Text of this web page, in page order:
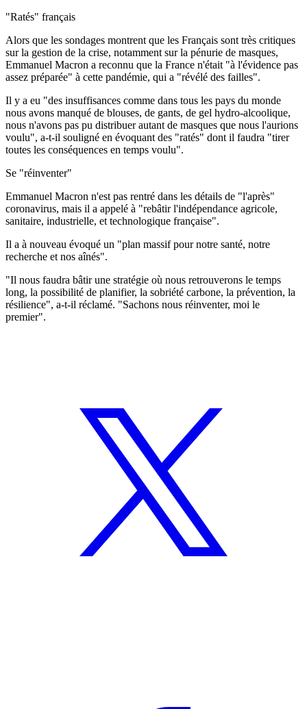
"Ratés" français
Alors que les sondages montrent que les Français sont très critiques
sur la gestion de la crise, notamment sur la pénurie de masques,
Emmanuel Macron a reconnu que la France n'était "à l'évidence pas
assez préparée" à cette pandémie, qui a "révélé des failles".
Il y a eu "des insuffisances comme dans tous les pays du monde
nous avons manqué de blouses, de gants, de gel hydro-alcoolique,
nous n'avons pas pu distribuer autant de masques que nous l'aurions
voulu", a-t-il souligné en évoquant des "ratés" dont il faudra "tirer
toutes les conséquences en temps voulu".
Se "réinventer"
Emmanuel Macron n'est pas rentré dans les détails de "l'après"
coronavirus, mais il a appelé à "rebâtir l'indépendance agricole,
sanitaire, industrielle, et technologique française".
Il a à nouveau évoqué un "plan massif pour notre santé, notre
recherche et nos aînés".
"Il nous faudra bâtir une stratégie où nous retrouverons le temps
long, la possibilité de planifier, la sobriété carbone, la prévention, la
résilience", a-t-il réclamé. "Sachons nous réinventer, moi le
premier".